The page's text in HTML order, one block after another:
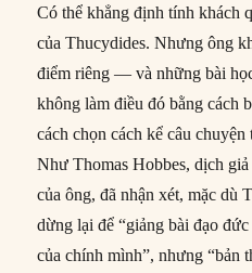
Có thể khẳng định tính khách
của Thucydides. Nhưng ông
điểm riêng — và những bài
không làm điều đó bằng cách
cách chọn cách kể câu
Như Thomas Hobbes, dịch
của ông, đã nhận xét, mặc dù
dừng lại để “giảng bài đạo
của chính mình”, nhưng “bản